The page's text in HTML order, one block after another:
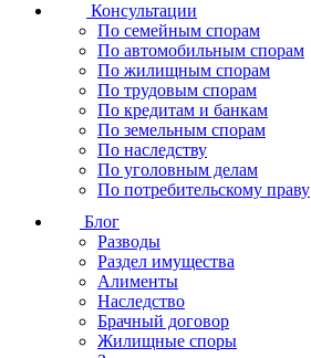
Консультации
По семейным спорам
По автомобильным спорам
По жилищным спорам
По трудовым спорам
По кредитам и банкам
По земельным спорам
По наследству
По уголовным делам
По потребительскому праву
Блог
Разводы
Раздел имущества
Алименты
Наследство
Брачный договор
Жилищные споры